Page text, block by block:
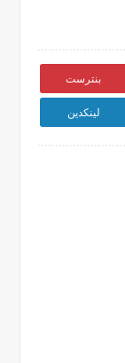
بنترست
لينكدين